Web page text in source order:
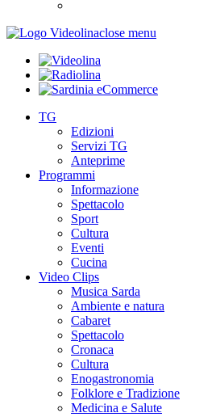
close menu
TG
Edizioni
Servizi TG
Anteprime
Programmi
Informazione
Spettacolo
Sport
Cultura
Eventi
Cucina
Video Clips
Musica Sarda
Ambiente e natura
Cabaret
Spettacolo
Cronaca
Cultura
Enogastronomia
Folklore e Tradizione
Medicina e Salute